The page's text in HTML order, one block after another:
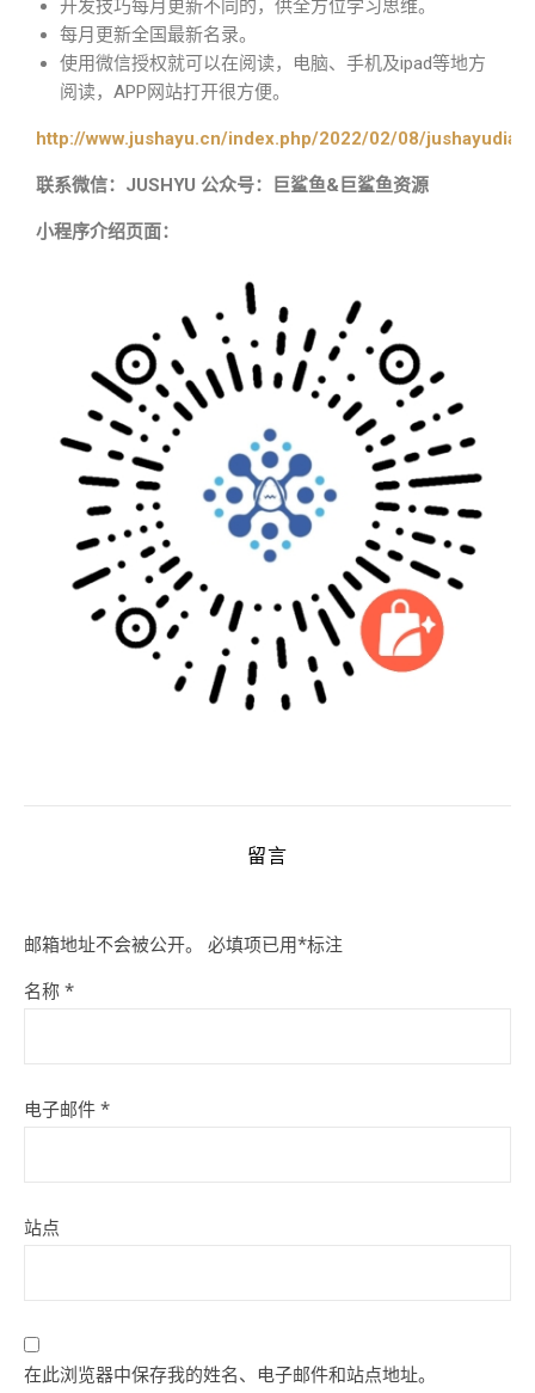
开发技巧每月更新不同的，供全方位学习思维。
每月更新全国最新名录。
使用微信授权就可以在阅读，电脑、手机及ipad等地方
阅读，APP网站打开很方便。
http://www.jushayu.cn/index.php/2022/02/08/
联系微信：JUSHYU 公众号：巨鲨鱼&巨鲨鱼资源
小程序介绍页面：
留言
邮箱地址不会被公开。 必填项已用*标注
名称 *
电子邮件 *
站点
在此浏览器中保存我的姓名、电子邮件和站点地址。